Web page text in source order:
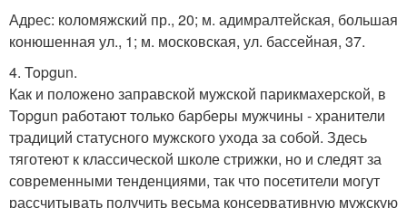
Адрес: коломяжский пр., 20; м. адимралтейская, большая
конюшенная ул., 1; м. московская, ул. бассейная, 37.
4. Topgun.
Как и положено заправской мужской парикмахерской, в
Topgun работают только барберы мужчины - хранители
традиций статусного мужского ухода за собой. Здесь
тяготеют к классической школе стрижки, но и следят за
современными тенденциями, так что посетители могут
рассчитывать получить весьма консервативную мужскую